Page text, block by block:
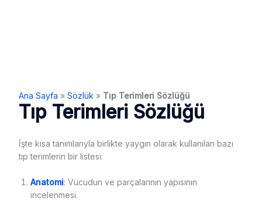
Ana Sayfa » Sözlük » Tıp Terimleri Sözlüğü
Tıp Terimleri Sözlüğü
İşte kısa tanımlarıyla birlikte yaygın olarak kullanılan bazı
tıp terimlerin bir listesi:
Anatomi: Vücudun ve parçalarının yapısının
incelenmesi.